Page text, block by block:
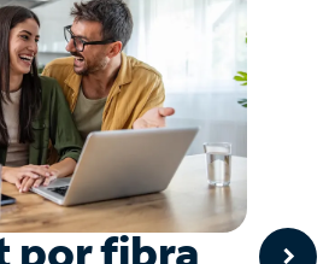
por fibra